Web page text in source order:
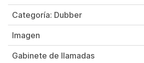
Categoría: Dubber
Imagen
Gabinete de llamadas